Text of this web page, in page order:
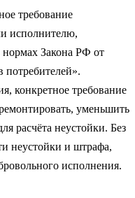
требование
исполнителю,
нормах Закона РФ от
конкретное требование
уменьшить
расчёта неустойки. Без
неустойки и штрафа,
исполнения.